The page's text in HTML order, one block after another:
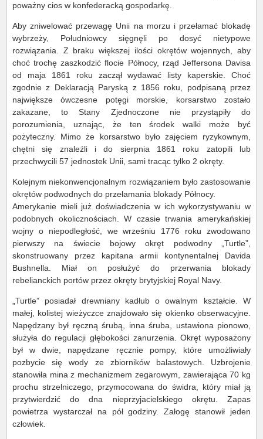
poważny cios w konfederacką gospodarkę.
Aby zniwelować przewagę Unii na morzu i przełamać blokadę
wybrzeży, Południowcy sięgnęli po dosyć nietypowe
rozwiązania. Z braku większej ilości okrętów wojennych, aby
choć trochę zaszkodzić flocie Północy, rząd Jeffersona Davisa
od maja 1861 roku zaczął wydawać listy kaperskie. Choć
zgodnie z Deklaracją Paryską z 1856 roku, podpisaną przez
największe ówczesne potęgi morskie, korsarstwo zostało
zakazane, to Stany Zjednoczone nie przystąpiły do
porozumienia, uznając, że ten środek walki może być
pożyteczny. Mimo że korsarstwo było zajęciem ryzykownym,
chętni się znaleźli i do sierpnia 1861 roku zatopili lub
przechwycili 57 jednostek Unii, sami tracąc tylko 2 okręty.
Kolejnym niekonwencjonalnym rozwiązaniem było zastosowanie
okrętów podwodnych do przełamania blokady Północy.
Amerykanie mieli już doświadczenia w ich wykorzystywaniu w
podobnych okolicznościach. W czasie trwania amerykańskiej
wojny o niepodległość, we wrześniu 1776 roku zwodowano
pierwszy na świecie bojowy okręt podwodny „Turtle”,
skonstruowany przez kapitana armii kontynentalnej Davida
Bushnella. Miał on posłużyć do przerwania blokady
rebelianckich portów przez okręty brytyjskiej Royal Navy.
„Turtle” posiadał drewniany kadłub o owalnym kształcie. W
małej, kolistej wieżyczce znajdowało się okienko obserwacyjne.
Napędzany był ręczną śrubą, inna śruba, ustawiona pionowo,
służyła do regulacji głębokości zanurzenia. Okręt wyposażony
był w dwie, napędzane ręcznie pompy, które umożliwiały
pozbycie się wody ze zbiorników balastowych. Uzbrojenie
stanowiła mina z mechanizmem zegarowym, zawierająca 70 kg
prochu strzelniczego, przymocowana do świdra, który miał ją
przytwierdzić do dna nieprzyjacielskiego okrętu. Zapas
powietrza wystarczał na pół godziny. Załogę stanowił jeden
człowiek.